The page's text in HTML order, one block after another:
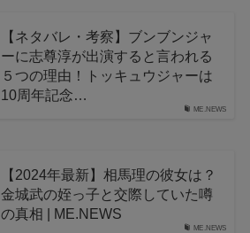
ME.NEWS
【ネタバレ・考察】ブンブンジャ
ーに志尊淳が出演すると言われる
５つの理由！トッキュウジャーは
10周年記念…
ME.NEWS
【2024年最新】相馬理の彼女は？
金城武の姪っ子と交際していた噂
の真相 | ME.NEWS